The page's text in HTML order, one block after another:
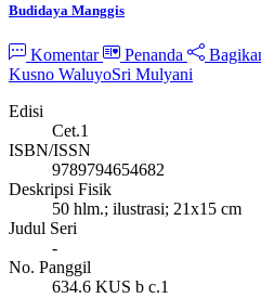
Budidaya Manggis
Komentar Penanda
Kusno WaluyoSri Mulyani
Edisi
Cet.1
ISBN/ISSN
9789794654682
Deskripsi Fisik
50 hlm.; ilustrasi; 21x15 cm
Judul Seri
-
No. Panggil
634.6 KUS b c.1